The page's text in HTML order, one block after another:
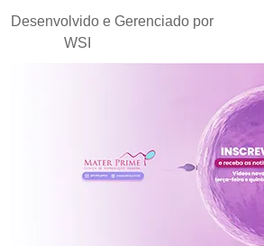
Desenvolvido e Gerenciado por
WSI